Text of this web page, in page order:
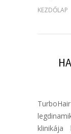
KEZDŐLAP
klinikája